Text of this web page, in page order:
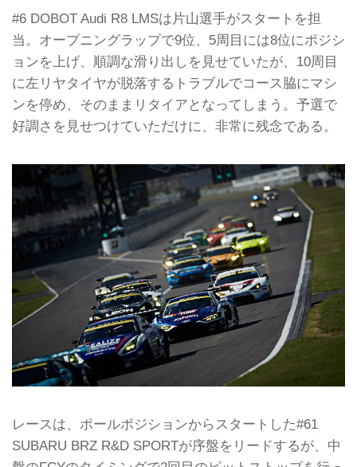
#6 DOBOT Audi R8 LMSは片山選手がスタートを担
当。オープニングラップで9位、5周目には8位にポジシ
ョンを上げ、順調な滑り出しを見せていたが、10周目
に左リヤタイヤが脱落するトラブルでコース脇にマシ
ンを停め、そのままリタイアとなってしまう。予選で
好調さを見せつけていただけに、非常に残念である。
レースは、ポールポジションからスタートした#61
SUBARU BRZ R&D SPORTが序盤をリードするが、中